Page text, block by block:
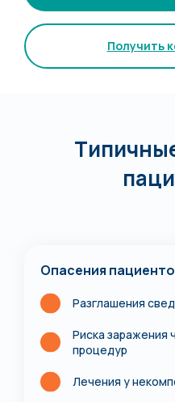
Получить
Опасения
Разглашения
Риска заражения
процедур
Лечения у